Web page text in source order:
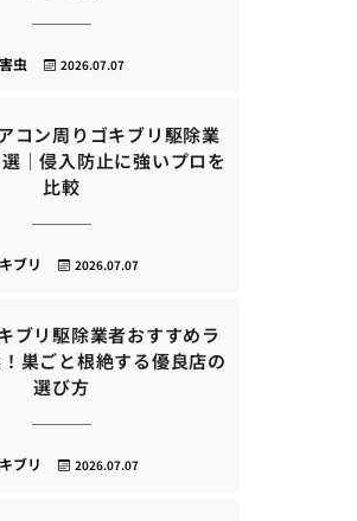
2026.07.07
害虫
コン周りゴキブリ駆除業
｜侵入防止に強いプロを
比較
2026.07.07
ブリ
ブリ駆除業者おすすめラ
巣ごと根絶する優良店の
選び方
2026.07.07
ブリ